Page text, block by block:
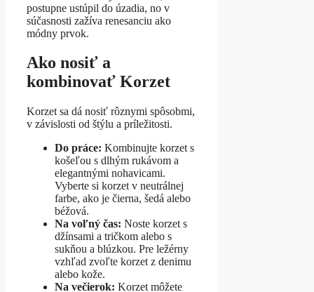
postupne ustúpil do úzadia, no v
súčasnosti zažíva renesanciu ako
módny prvok.
Ako nosiť a
kombinovať Korzet
Korzet sa dá nosiť rôznymi spôsobmi,
v závislosti od štýlu a príležitosti.
Do práce: Kombinujte korzet s
košeľou s dlhým rukávom a
elegantnými nohavicami.
Vyberte si korzet v neutrálnej
farbe, ako je čierna, šedá alebo
béžová.
Na voľný čas: Noste korzet s
džínsami a tričkom alebo s
sukňou a blúzkou. Pre ležérny
vzhľad zvoľte korzet z denimu
alebo kože.
Na večierok: Korzet môžete